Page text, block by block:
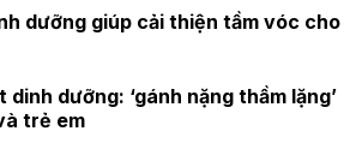
dưỡng giúp cải thiện tầm vóc cho
dưỡng: ‘gánh nặng thầm lặng’
trẻ em